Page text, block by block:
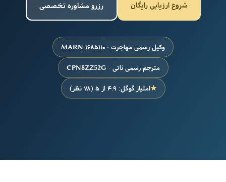
شروع ارزیابی رایگان رزرو مشاوره تخصصی
وکیل رسمی مهاجرت · MARN ۱۶۸۵۱۱۰
مترجم رسمی ناتی · CPN8ZZ52G
★امتیاز گوگل: ۴.۹ از ۵ (۷۸ نظر)